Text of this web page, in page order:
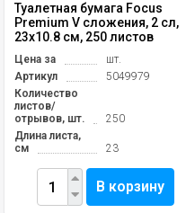
Туалетная бумага Focus
Premium V сложения, 2 сл,
23х10.8 см, 250 листов
Цена за
шт.
Артикул
5049979
Количество
листов/
отрывов, шт.
250
Длина листа,
см
23
В корзину